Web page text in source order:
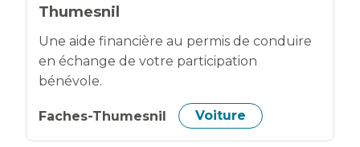
Thumesnil
Une aide financière au permis de conduire
en échange de votre participation
bénévole.
Faches-Thumesnil Voiture